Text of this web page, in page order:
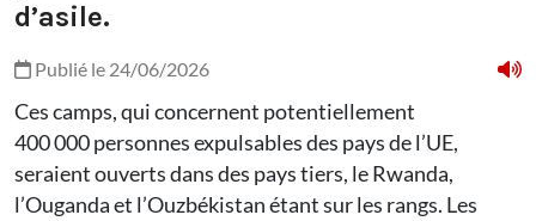
d’asile.
Publié le 24/06/2026
Ces camps, qui concernent potentiellement
400 000 personnes expulsables des pays de l’UE,
seraient ouverts dans des pays tiers, le Rwanda,
l’Ouganda et l’Ouzbékistan étant sur les rangs. Les